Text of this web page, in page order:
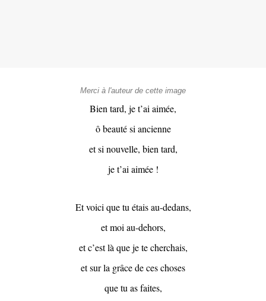
Merci à l'auteur de cette image
Bien tard, je t’ai aimée,
ô beauté si ancienne
et si nouvelle, bien tard,
je t’ai aimée !
Et voici que tu étais au-dedans,
et moi au-dehors,
et c’est là que je te cherchais,
et sur la grâce de ces choses
que tu as faites,